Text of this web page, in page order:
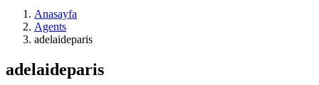
Anasayfa
Agents
adelaideparis
adelaideparis